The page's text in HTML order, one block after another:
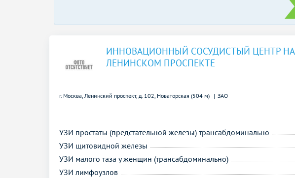
ИННОВАЦИОННЫЙ СОСУДИСТЫЙ ЦЕНТР НА
ЛЕНИНСКОМ ПРОСПЕКТЕ
г. Москва, Ленинский проспект, д. 102, Новаторская (504 м) ЗАО
УЗИ простаты (предстательной железы) трансабдоминально
УЗИ щитовидной железы
УЗИ малого таза у женщин (трансабдоминально)
УЗИ лимфоузлов